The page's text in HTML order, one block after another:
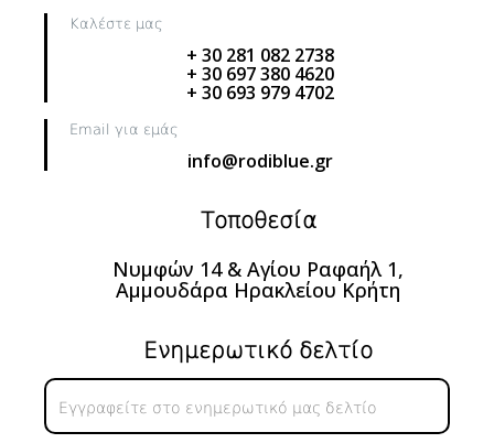
Καλέστε μας
+ 30 281 082 2738
+ 30 697 380 4620
+ 30 693 979 4702
Email για εμάς
info@rodiblue.gr
Τοποθεσία
Νυμφών 14 & Αγίου Ραφαήλ 1,
Αμμουδάρα Ηρακλείου Κρήτη
Ενημερωτικό δελτίο
Ενημερωτικό
δελτίο